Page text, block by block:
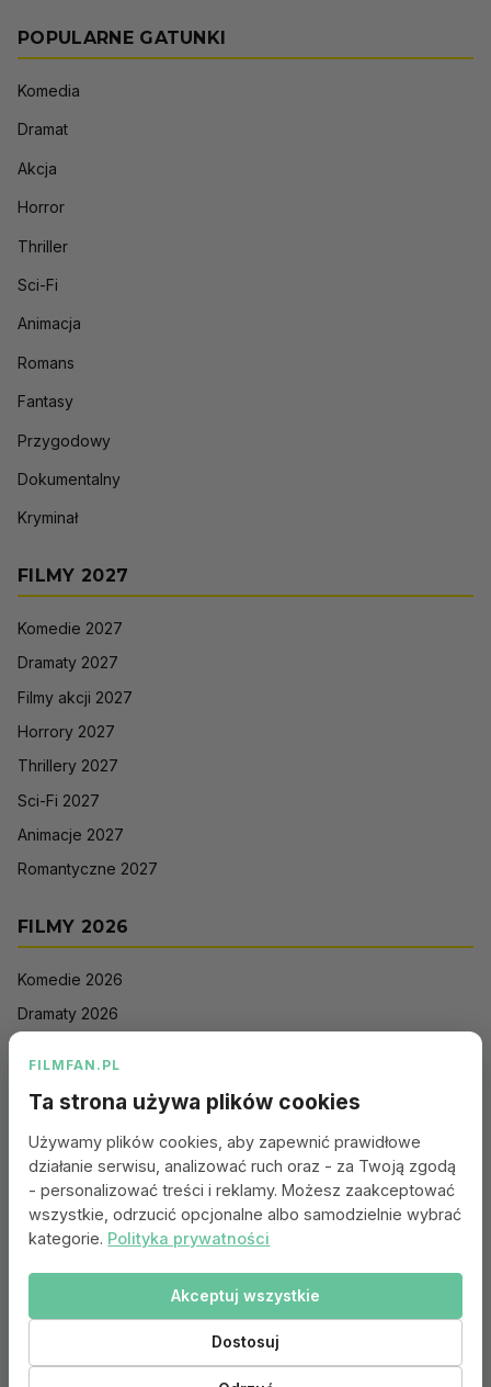
POPULARNE GATUNKI
Komedia
Dramat
Akcja
Horror
Thriller
Sci-Fi
Animacja
Romans
Fantasy
Przygodowy
Dokumentalny
Kryminał
FILMY 2027
Komedie 2027
Dramaty 2027
Filmy akcji 2027
Horrory 2027
Thrillery 2027
Sci-Fi 2027
Animacje 2027
Romantyczne 2027
FILMY 2026
Komedie 2026
Dramaty 2026
Sci-Fi 2026
Animacje 2026
Romantyczne 2026
Portal:
© 2010–2026 FILMFAN.PL – Film. Nasza wspólna pasja.
FILMFAN.PL
Ta strona używa plików cookies
Używamy plików cookies, aby zapewnić prawidłowe
działanie serwisu, analizować ruch oraz - za Twoją zgodą
- personalizować treści i reklamy. Możesz zaakceptować
wszystkie, odrzucić opcjonalne albo samodzielnie wybrać
kategorie. Polityka prywatności
Dostosuj
Akceptuj wszystkie